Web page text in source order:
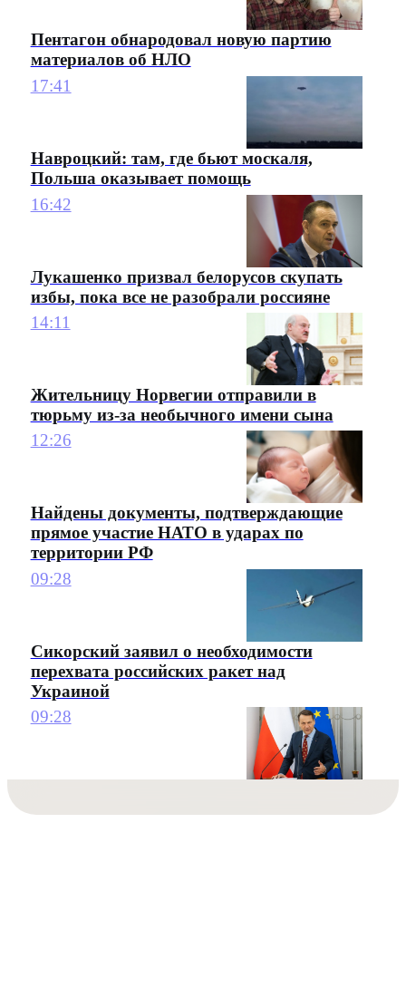
Пентагон обнародовал новую партию
материалов об НЛО
17:41
Навроцкий: там, где бьют москаля,
Польша оказывает помощь
16:42
Лукашенко призвал белорусов скупать
избы, пока все не разобрали россияне
14:11
Жительницу Норвегии отправили в
тюрьму из-за необычного имени сына
12:26
Найдены документы, подтверждающие
прямое участие НАТО в ударах по
территории РФ
09:28
Сикорский заявил о необходимости
перехвата российских ракет над
Украиной
09:28